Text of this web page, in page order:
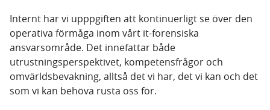
Internt har vi upppgiften att kontinuerligt se över den
operativa förmåga inom vårt it-forensiska
ansvarsområde. Det innefattar både
utrustningsperspektivet, kompetensfrågor och
omvärldsbevakning, alltså det vi har, det vi kan och det
som vi kan behöva rusta oss för.